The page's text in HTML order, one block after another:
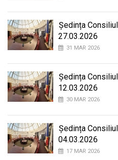
Ședința
27.03.2026
31 MAR 2026
Ședința
12.03.2026
30 MAR 2026
Ședința
04.03.2026
17 MAR 2026